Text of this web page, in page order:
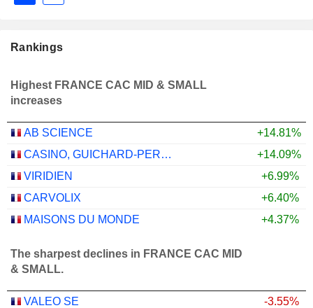
Rankings
Highest FRANCE CAC MID & SMALL
increases
AB SCIENCE
+14.81%
CASINO, GUICHARD-PERRACHON SA
+14.09%
VIRIDIEN
+6.99%
CARVOLIX
+6.40%
MAISONS DU MONDE
+4.37%
The sharpest declines in FRANCE CAC MID
& SMALL.
VALEO SE
-3.55%